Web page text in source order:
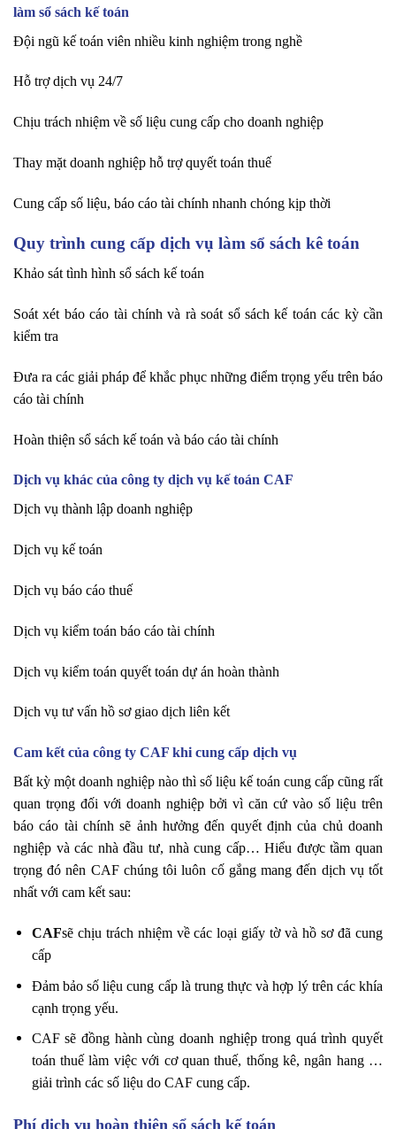
làm sổ sách kế toán
Đội ngũ kế toán viên nhiều kinh nghiệm trong nghề
Hỗ trợ dịch vụ 24/7
Chịu trách nhiệm về số liệu cung cấp cho doanh nghiệp
Thay mặt doanh nghiệp hỗ trợ quyết toán thuế
Cung cấp số liệu, báo cáo tài chính nhanh chóng kịp thời
Quy trình cung cấp dịch vụ làm sổ sách kê toán
Khảo sát tình hình sổ sách kế toán
Soát xét báo cáo tài chính và rà soát sổ sách kế toán các kỳ cần
kiểm tra
Đưa ra các giải pháp để khắc phục những điểm trọng yếu trên báo
cáo tài chính
Hoàn thiện sổ sách kế toán và báo cáo tài chính
Dịch vụ khác của công ty dịch vụ kế toán CAF
Dịch vụ thành lập doanh nghiệp
Dịch vụ kế toán
Dịch vụ báo cáo thuế
Dịch vụ kiểm toán báo cáo tài chính
Dịch vụ kiểm toán quyết toán dự án hoàn thành
Dịch vụ tư vấn hồ sơ giao dịch liên kết
Cam kết của công ty CAF khi cung cấp dịch vụ
Bất kỳ một doanh nghiệp nào thì số liệu kế toán cung cấp cũng rất
quan trọng đối với doanh nghiệp bởi vì căn cứ vào số liệu trên
báo cáo tài chính sẽ ảnh hưởng đến quyết định của chủ doanh
nghiệp và các nhà đầu tư, nhà cung cấp… Hiểu được tầm quan
trọng đó nên CAF chúng tôi luôn cố gắng mang đến dịch vụ tốt
nhất với cam kết sau:
CAFsẽ chịu trách nhiệm về các loại giấy tờ và hồ sơ đã cung
cấp
Đảm bảo số liệu cung cấp là trung thực và hợp lý trên các khía
cạnh trọng yếu.
CAF sẽ đồng hành cùng doanh nghiệp trong quá trình quyết
toán thuế làm việc với cơ quan thuế, thống kê, ngân hang …
giải trình các số liệu do CAF cung cấp.
Phí dịch vụ hoàn thiện sổ sách kế toán